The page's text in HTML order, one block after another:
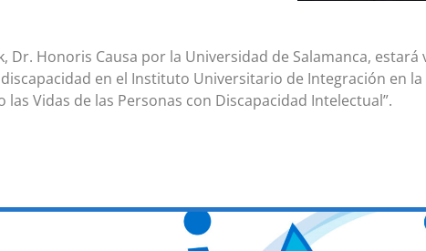
Dr. Honoris Causa por la Universidad de Salamanca, estará
en el Instituto Universitario de Integración en la
Vidas de las Personas con Discapacidad Intelectual”.